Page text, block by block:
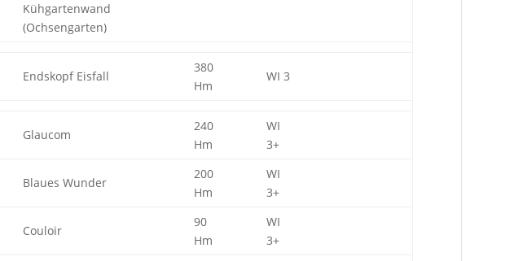
Kühgartenwand
(Ochsengarten)
Endskopf Eisfall
380
Hm
WI 3
Glaucom
240
Hm
WI
3+
Blaues Wunder
200
Hm
WI
3+
Couloir
90
Hm
WI
3+